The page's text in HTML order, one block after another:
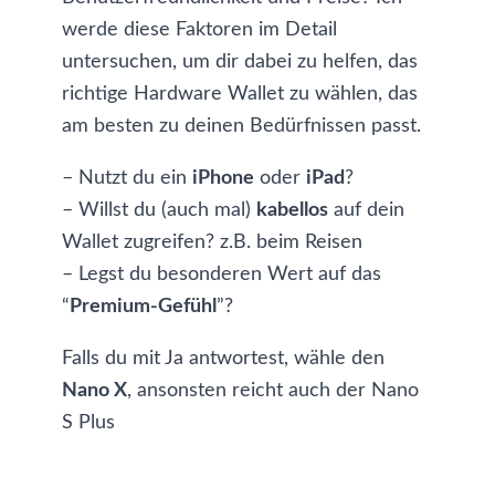
werde diese Faktoren im Detail
untersuchen, um dir dabei zu helfen, das
richtige Hardware Wallet zu wählen, das
am besten zu deinen Bedürfnissen passt.
– Nutzt du ein iPhone oder iPad?
– Willst du (auch mal) kabellos auf dein
Wallet zugreifen? z.B. beim Reisen
– Legst du besonderen Wert auf das
“ Premium-Gefühl ”?
Falls du mit Ja antwortest, wähle den
Nano X, ansonsten reicht auch der Nano
S Plus